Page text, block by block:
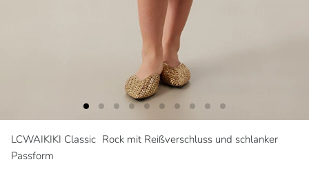
LCWAIKIKI Classic Rock mit Reißverschluss und schlanker
Passform